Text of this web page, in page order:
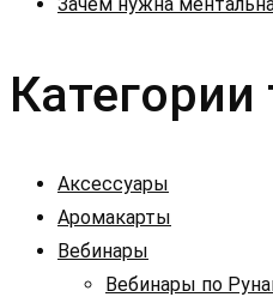
Категории
Аксессуары
Аромакарты
Вебинары
Вебинары по